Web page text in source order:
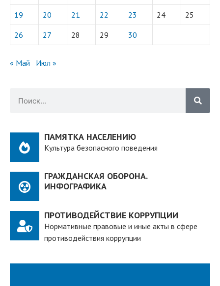
19 20 21 22 23 24 25
26 27 28 29 30
« Май Июл »
ПАМЯТКА НАСЕЛЕНИЮ
Культура безопасного поведения
ГРАЖДАНСКАЯ ОБОРОНА.
ИНФОГРАФИКА
ПРОТИВОДЕЙСТВИЕ КОРРУПЦИИ
Нормативные правовые и иные акты в сфере
противодействия коррупции